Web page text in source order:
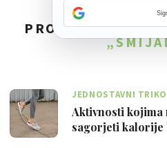
PRONAĐENO7
JEDNOSTAVNI
Aktivnosti kojima
sagorjeti kalorije